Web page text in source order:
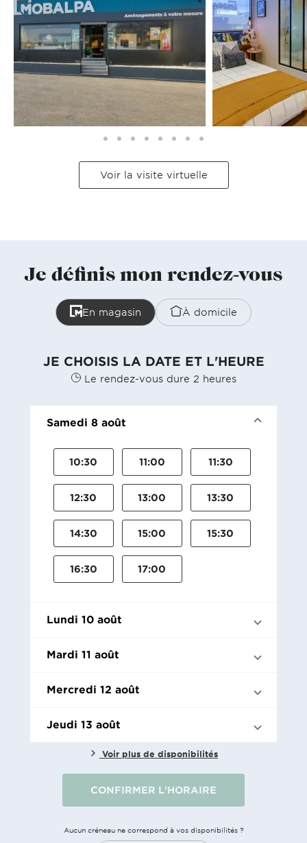
Voir la visite virtuelle
Je définis mon rendez-vous
En magasin À domicile
JE CHOISIS LA DATE ET L'HEURE
Le rendez-vous dure 2 heures
Samedi 8 août
10:30 11:00 11:30
12:30 13:00 13:30
14:30 15:00 15:30
16:30 17:00
Lundi 10 août
Mardi 11 août
Mercredi 12 août
Jeudi 13 août
Voir plus de disponibilités
CONFIRMER L'HORAIRE
Aucun créneau ne correspond à vos disponibilités ?